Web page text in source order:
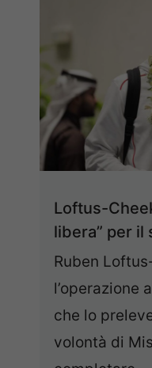
Loftus-
libera” per il
Ruben
l’operazione
che lo
volontà di